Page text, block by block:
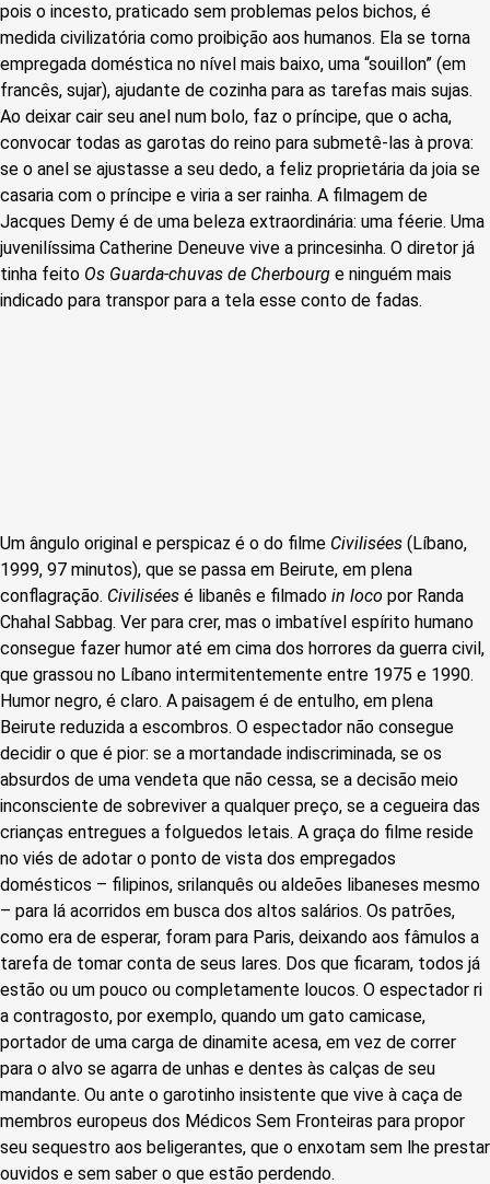
pois o incesto, praticado sem problemas pelos bichos, é
medida civilizatória como proibição aos humanos. Ela se torna
empregada doméstica no nível mais baixo, uma “souillon” (em
francês, sujar), ajudante de cozinha para as tarefas mais sujas.
Ao deixar cair seu anel num bolo, faz o príncipe, que o acha,
convocar todas as garotas do reino para submetê-las à prova:
se o anel se ajustasse a seu dedo, a feliz proprietária da joia se
casaria com o príncipe e viria a ser rainha. A filmagem de
Jacques Demy é de uma beleza extraordinária: uma féerie. Uma
juvenilíssima Catherine Deneuve vive a princesinha. O diretor já
tinha feito Os Guarda-chuvas de Cherbourg e ninguém mais
indicado para transpor para a tela esse conto de fadas.
Um ângulo original e perspicaz é o do filme Civilisées (Líbano,
1999, 97 minutos), que se passa em Beirute, em plena
conflagração. Civilisées é libanês e filmado in loco por Randa
Chahal Sabbag. Ver para crer, mas o imbatível espírito humano
consegue fazer humor até em cima dos horrores da guerra civil,
que grassou no Líbano intermitentemente entre 1975 e 1990.
Humor negro, é claro. A paisagem é de entulho, em plena
Beirute reduzida a escombros. O espectador não consegue
decidir o que é pior: se a mortandade indiscriminada, se os
absurdos de uma vendeta que não cessa, se a decisão meio
inconsciente de sobreviver a qualquer preço, se a cegueira das
crianças entregues a folguedos letais. A graça do filme reside
no viés de adotar o ponto de vista dos empregados
domésticos – filipinos, srilanquês ou aldeões libaneses mesmo
– para lá acorridos em busca dos altos salários. Os patrões,
como era de esperar, foram para Paris, deixando aos fâmulos a
tarefa de tomar conta de seus lares. Dos que ficaram, todos já
estão ou um pouco ou completamente loucos. O espectador ri
a contragosto, por exemplo, quando um gato camicase,
portador de uma carga de dinamite acesa, em vez de correr
para o alvo se agarra de unhas e dentes às calças de seu
mandante. Ou ante o garotinho insistente que vive à caça de
membros europeus dos Médicos Sem Fronteiras para propor
seu sequestro aos beligerantes, que o enxotam sem lhe prestar
ouvidos e sem saber o que estão perdendo.